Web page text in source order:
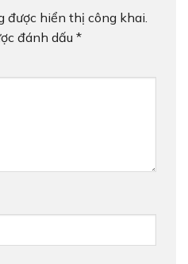
được hiển thị công khai.
đánh dấu *